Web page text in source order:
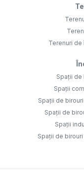
Terenuri de
Spații de
Spații
Spații de
Spații de
Spații
Spații de